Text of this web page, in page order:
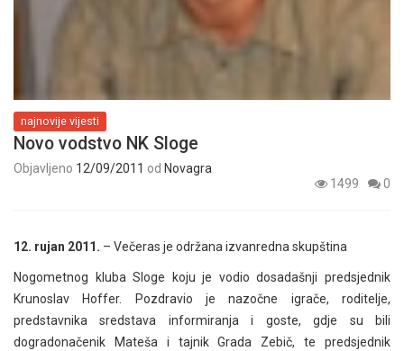
najnovije vijesti
Novo vodstvo NK Sloge
Objavljeno 12/09/2011 od Novagra
1499
0
12. rujan 2011. – Večeras je održana izvanredna skupština
Nogometnog kluba Sloge koju je vodio dosadašnji predsjednik
Krunoslav Hoffer. Pozdravio je nazočne igrače, roditelje,
predstavnika sredstava informiranja i goste, gdje su bili
dogradonačenik Mateša i tajnik Grada Zebič, te predsjednik